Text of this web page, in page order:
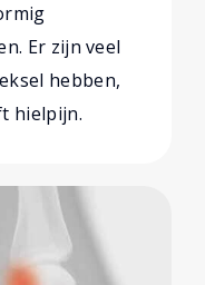
Er zijn veel
hebben,
hielpijn.